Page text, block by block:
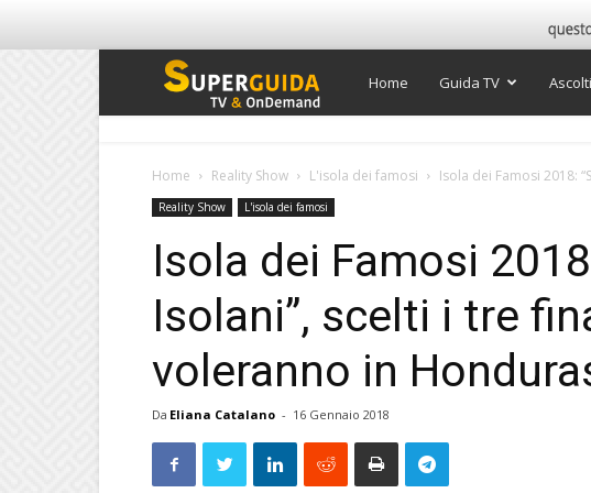
Super
Home Guida TV
Home Reality Show L'isola dei famosi Isola dei Famosi 2018:
Reality Show L'isola dei famosi
Isola dei Famosi
Isolani”, scelti i tre
voleranno in
Da Eliana Catalano - 16 Gennaio 2018